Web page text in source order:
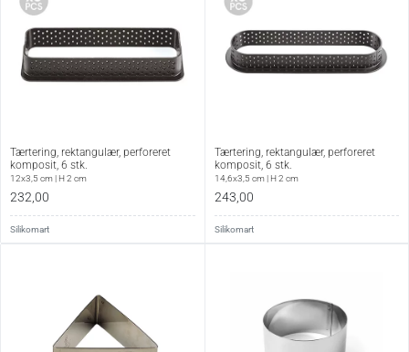
Tærtering, rektangulær, perforeret
komposit, 6 stk.
12x3,5 cm | H 2 cm
232,00
Silikomart
Tærtering, rektangulær, perforeret
komposit, 6 stk.
14,6x3,5 cm | H 2 cm
243,00
Silikomart